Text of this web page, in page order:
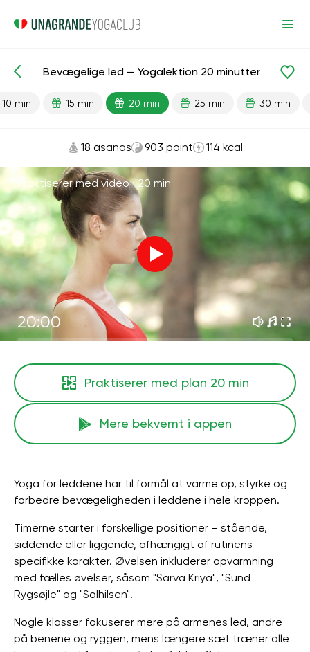
Færdiglavede lektioner Led
Bevægelige led — Yogalektion 20 minutter
10 min 15 min 20 min 25 min 30 min
18 asanas 903 point 114 kcal
Praktiserer med video ·20 min
20:00
Praktiserer med plan 20 min
Mere bekvemt i appen
Yoga for leddene har til formål at varme op, styrke og
forbedre bevægeligheden i leddene i hele kroppen.
Timerne starter i forskellige positioner – stående,
siddende eller liggende, afhængigt af rutinens
specifikke karakter. Øvelsen inkluderer opvarmning
med fælles øvelser, såsom "Sarva Kriya", "Sund
Rygsøjle" og "Solhilsen".
Nogle klasser fokuserer mere på armenes led, andre
på benene og ryggen, mens længere sæt træner alle